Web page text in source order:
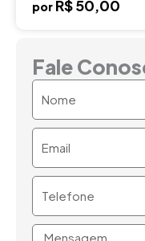
por R$ 50,00
Fale
Mensagem